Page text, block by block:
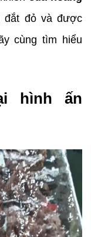
đắt đỏ và được
cùng tìm hiểu
hình ấn